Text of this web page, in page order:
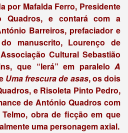
por Mafalda Ferro, Presidente
Quadros, e contará com a
Barreiros, prefaciador e
manuscrito, Lourenço de
Cultural Sebastião
que “lerá” em paraleloA
Uma frescura de asas, os dois
e Risoleta Pinto Pedro,
de António Quadros com
obra de ficção em que
uma personagem axial.